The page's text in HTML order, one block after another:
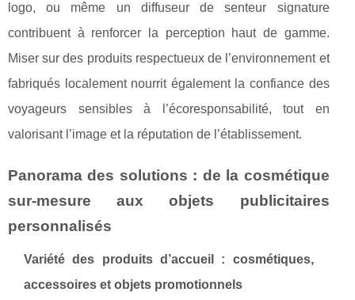
logo, ou même un diffuseur de senteur signature
contribuent à renforcer la perception haut de gamme.
Miser sur des produits respectueux de l’environnement et
fabriqués localement nourrit également la confiance des
voyageurs sensibles à l’écoresponsabilité, tout en
valorisant l’image et la réputation de l’établissement.
Panorama des solutions : de la cosmétique
sur-mesure aux objets publicitaires
personnalisés
Variété des produits d’accueil : cosmétiques,
accessoires et objets promotionnels